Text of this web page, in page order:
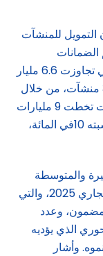
التمويل للمنشآت
المصدرة خلال النصف الأول من العام الحالي تجاوزت 6.6 مليار
ريال (1.7 مليار دولار)، استفادت منها 3004 منشآت، من خلال
أكثر من 3534 كفالة تمويلية، وبقيمة تمويلات تخطت 9 مليارات
ريال (2.4 مليار دولار)، محققة بذلك نمواً نسبته 10في المائة،
والمتوسطة
«كفالة» عن نتائجه للنصف الأول من العام الجاري 2025، والتي
وعدد
الذي يؤديه
وأشار